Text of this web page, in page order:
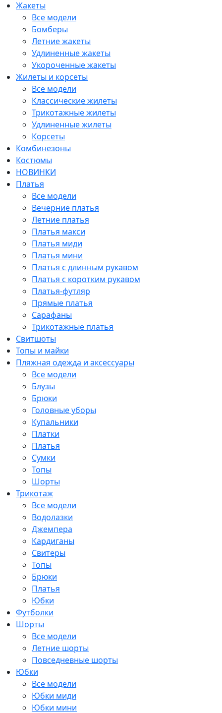
Жакеты
Все модели
Бомберы
Летние жакеты
Удлиненные жакеты
Укороченные жакеты
Жилеты и корсеты
Все модели
Классические жилеты
Трикотажные жилеты
Удлиненные жилеты
Корсеты
Комбинезоны
Костюмы
НОВИНКИ
Платья
Все модели
Вечерние платья
Летние платья
Платья макси
Платья миди
Платья мини
Платья с длинным рукавом
Платья с коротким рукавом
Платья-футляр
Прямые платья
Сарафаны
Трикотажные платья
Свитшоты
Топы и майки
Пляжная одежда и аксессуары
Все модели
Блузы
Брюки
Головные уборы
Купальники
Платки
Платья
Сумки
Топы
Шорты
Трикотаж
Все модели
Водолазки
Джемпера
Кардиганы
Свитеры
Топы
Брюки
Платья
Юбки
Футболки
Шорты
Все модели
Летние шорты
Повседневные шорты
Юбки
Все модели
Юбки миди
Юбки мини